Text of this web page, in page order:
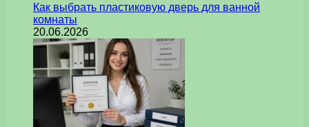
Как выбрать пластиковую дверь для ванной
комнаты
20.06.2026